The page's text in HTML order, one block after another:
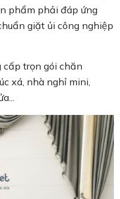
phẩm phải đáp ứng
giặt ủi công nghiệp
cấp trọn gói chăn
xá, nhà nghỉ mini,